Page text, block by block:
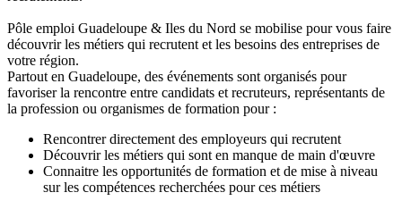
Pôle emploi Guadeloupe & Iles du Nord se mobilise pour vous faire
découvrir les métiers qui recrutent et les besoins des entreprises de
votre région.
Partout en Guadeloupe, des événements sont organisés pour
favoriser la rencontre entre candidats et recruteurs, représentants de
la profession ou organismes de formation pour :
Rencontrer directement des employeurs qui recrutent
Découvrir les métiers qui sont en manque de main d'œuvre
Connaitre les opportunités de formation et de mise à niveau
sur les compétences recherchées pour ces métiers